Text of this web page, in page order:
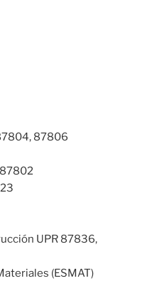
87806
UPR 87836,
(ESMAT)